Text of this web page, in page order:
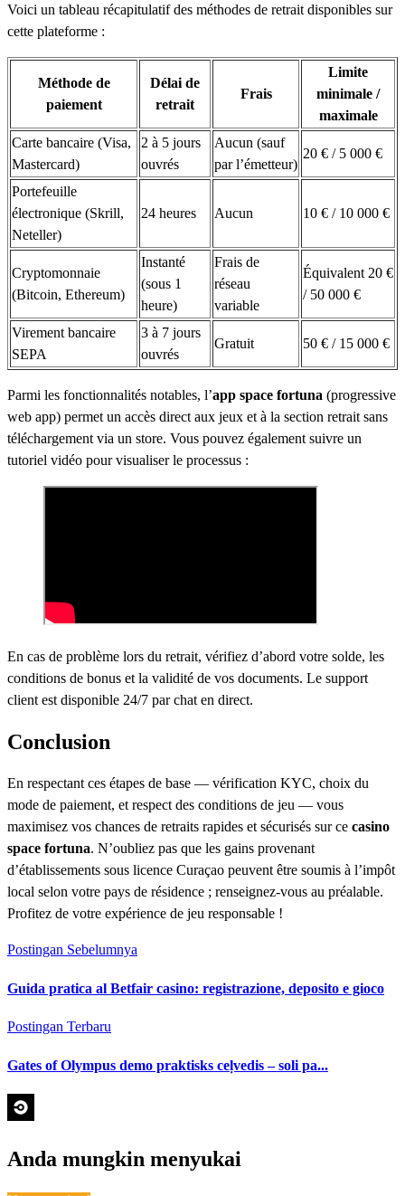
Voici un tableau récapitulatif des méthodes de retrait disponibles sur
cette plateforme :
Méthode de
paiement
Délai de
retrait
Frais
Limite
minimale /
maximale
Carte bancaire (Visa,
Mastercard)
2 à 5 jours
ouvrés
Aucun (sauf
par l’émetteur)
20 € / 5 000 €
Portefeuille
électronique (Skrill,
Neteller)
24 heures Aucun 10 € / 10 000 €
Cryptomonnaie
(Bitcoin, Ethereum)
Instanté
(sous 1
heure)
Frais de
réseau
variable
Équivalent 20 €
/ 50 000 €
Virement bancaire
SEPA
3 à 7 jours
ouvrés
Gratuit 50 € / 15 000 €
Parmi les fonctionnalités notables, l’app space fortuna (progressive
web app) permet un accès direct aux jeux et à la section retrait sans
téléchargement via un store. Vous pouvez également suivre un
tutoriel vidéo pour visualiser le processus :
En cas de problème lors du retrait, vérifiez d’abord votre solde, les
conditions de bonus et la validité de vos documents. Le support
client est disponible 24/7 par chat en direct.
Conclusion
En respectant ces étapes de base — vérification KYC, choix du
mode de paiement, et respect des conditions de jeu — vous
maximisez vos chances de retraits rapides et sécurisés sur ce casino
space fortuna. N’oubliez pas que les gains provenant
d’établissements sous licence Curaçao peuvent être soumis à l’impôt
local selon votre pays de résidence ; renseignez-vous au préalable.
Profitez de votre expérience de jeu responsable !
Postingan Sebelumnya
Guida pratica al Betfair casino: registrazione, deposito e gioco
Postingan Terbaru
Gates of Olympus demo praktisks ceļvedis – soli pa...
Anda mungkin menyukai